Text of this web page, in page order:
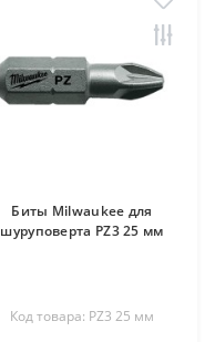
Биты Milwaukee для
шуруповерта PZ3 25 мм
Код товара: PZ3 25 мм